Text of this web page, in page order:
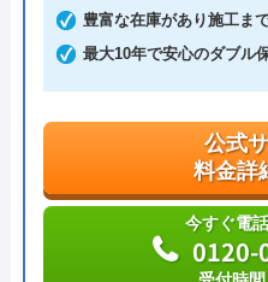
代表者 栗原将
〒150-
東京都渋
渋谷ビル
豊富な在庫があり施工ま
最大10年で安心のダブル
公式
料金詳
今すぐ電
0120-